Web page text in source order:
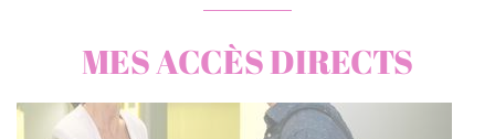
MES ACCÈS DIRECTS